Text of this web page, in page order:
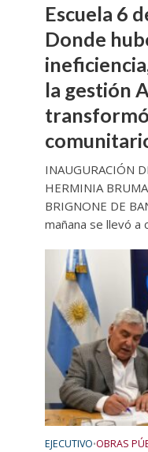
Escuela 6
Donde
la gestión
INAUGURACIÓN
HERMINIA
BRIGNONE DE
mañana se llevó a
EJECUTIVO•OBRAS